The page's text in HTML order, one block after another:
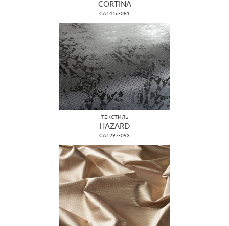
CORTINA
CA1416-081
ТЕКСТИЛЬ
HAZARD
CA1297-093